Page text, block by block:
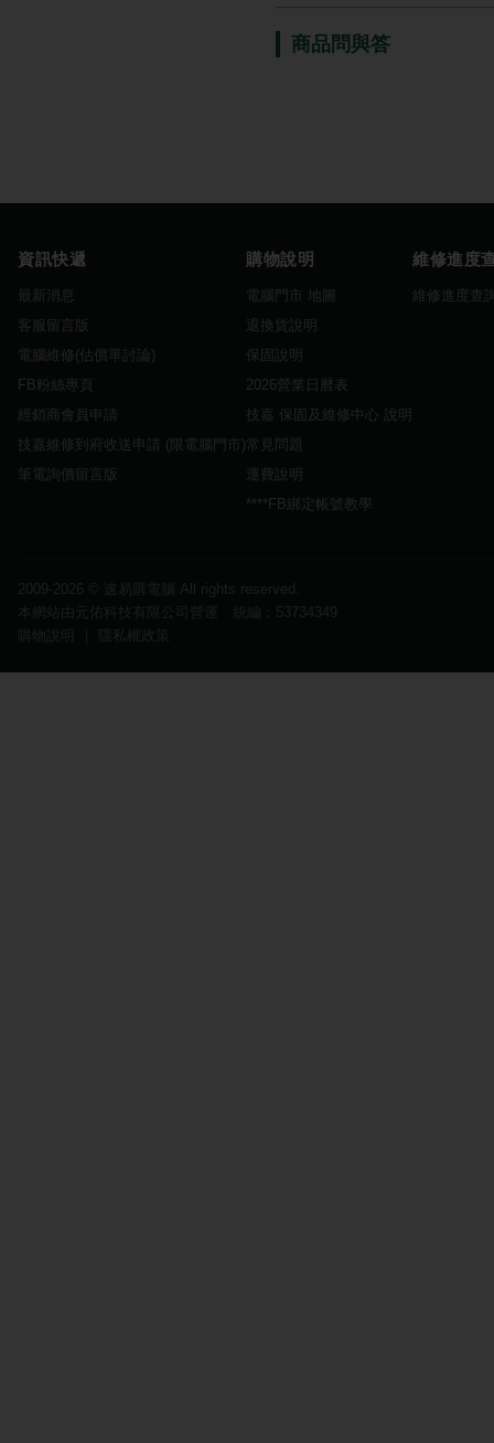
商品問與答
資訊快遞
最新消息
客服留言版
電腦維修(估價單討論)
FB粉絲專頁
經銷商會員申請
技嘉維修到府收送申請 (限電腦門市)
筆電詢價留言版
購物說明
電腦門市 地圖
退換貨說明
保固說明
2026營業日曆表
技嘉 保固及維修中心 說明
常見問題
運費說明
****FB綁定帳號教學
維修進度
維修進度查